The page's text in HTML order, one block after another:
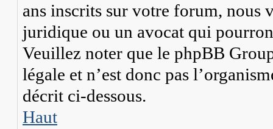
ans inscrits sur votre forum, nous
juridique ou un avocat qui
Veuillez noter que le phpBB
légale et n’est donc pas
décrit ci-dessous.
Haut